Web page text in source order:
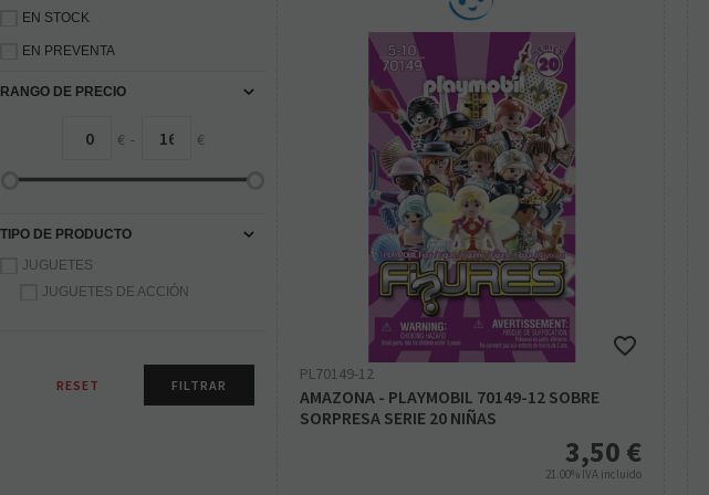
EN STOCK
EN PREVENTA
RANGO DE PRECIO
€ - €
TIPO DE PRODUCTO
JUGUETES
JUGUETES DE ACCIÓN
PL70149-12
AMAZONA - PLAYMOBIL 70149-12 SOBRE
SORPRESA SERIE 20 NIÑAS
3,50 €
21.00% IVA incluido